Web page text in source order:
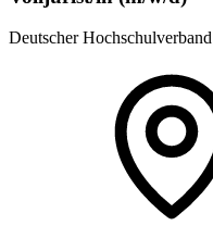
Deutscher Hochschulverband